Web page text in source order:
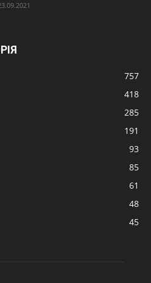
757
418
285
191
93
85
61
48
45